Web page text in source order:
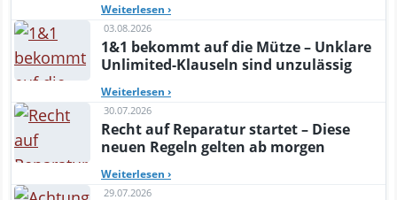
Weiterlesen ›
03.08.2026
1&1 bekommt auf die Mütze – Unklare
Unlimited-Klauseln sind unzulässig
Weiterlesen ›
30.07.2026
Recht auf Reparatur startet – Diese
neuen Regeln gelten ab morgen
Weiterlesen ›
29.07.2026